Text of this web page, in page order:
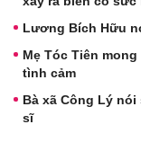
Lương Bích Hữu
Mẹ Tóc Tiên
tình cảm
Bà xã Công Lý
sĩ